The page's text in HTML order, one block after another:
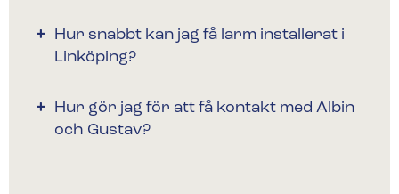
Hur snabbt kan jag få larm installerat i
Linköping?
Hur gör jag för att få kontakt med Albin
och Gustav?